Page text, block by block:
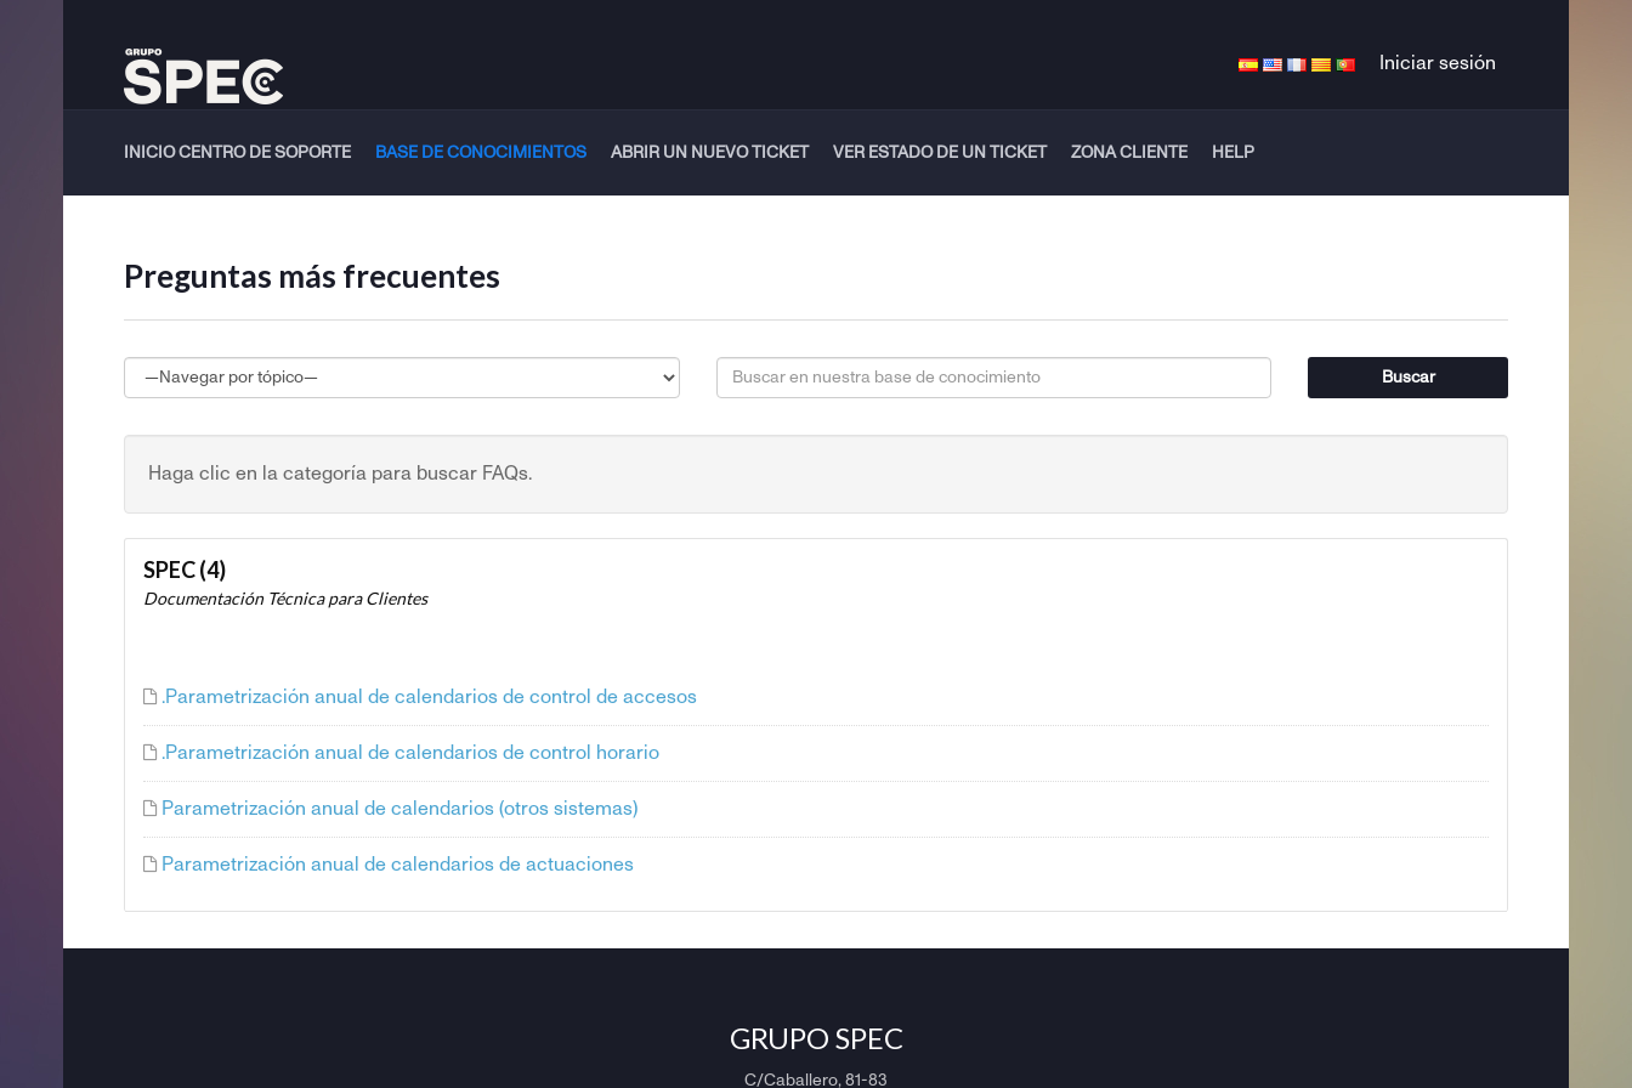
Iniciar sesión
INICIO CENTRO DE SOPORTE BASE DE CONOCIMIENTOS ABRIR UN NUEVO TICKET VER ESTADO DE UN TICKET ZONA CLIENTE HELP
Preguntas más frecuentes
Haga clic en la categoría para buscar FAQs.
SPEC (4)
Documentación Técnica para Clientes
.Parametrización anual de calendarios de control de accesos
.Parametrización anual de calendarios de control horario
Parametrización anual de calendarios (otros sistemas)
Parametrización anual de calendarios de actuaciones
GRUPO SPEC
C/Caballero, 81-83